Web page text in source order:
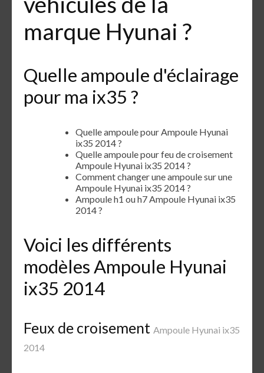
marque Hyunai ?
Quelle ampoule d'éclairage
pour ma ix35 ?
Quelle ampoule pour Ampoule Hyunai
ix35 2014 ?
Quelle ampoule pour feu de croisement
Ampoule Hyunai ix35 2014 ?
Comment changer une ampoule sur une
Ampoule Hyunai ix35 2014 ?
Ampoule h1 ou h7 Ampoule Hyunai ix35
2014 ?
Voici les différents
modèles Ampoule Hyunai
ix35 2014
Feux de croisement Ampoule Hyunai ix35
2014